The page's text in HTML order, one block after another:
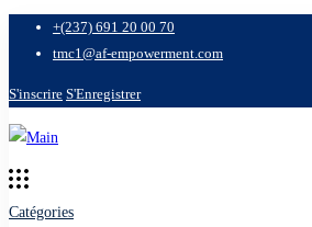
+(237) 691 20 00 70
tmc1@af-empowerment.com
S'inscrire S'Enregistrer
Catégories